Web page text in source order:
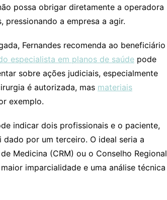
possa obrigar diretamente a operadora
a empresa a agir.
Fernandes recomenda ao beneficiário
especialista em planos de saúde pode
sobre ações judiciais, especialmente
é autorizada, mas materiais
exemplo.
indicar dois profissionais e o paciente,
por um terceiro. O ideal seria a
Medicina (CRM) ou o Conselho Regional
imparcialidade e uma análise técnica